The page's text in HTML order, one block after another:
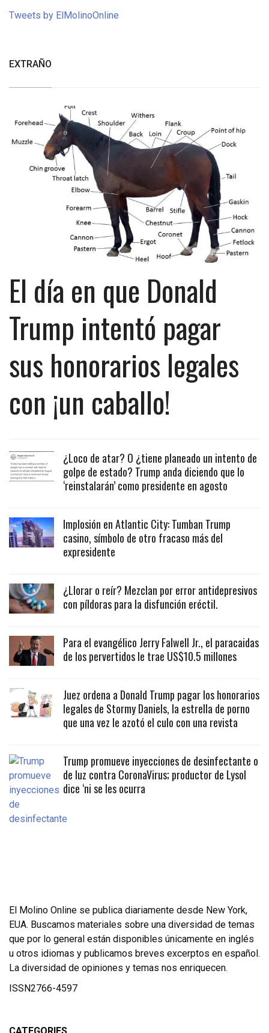
Tweets by ElMolinoOnline
EXTRAÑO
El día en que Donald
Trump intentó pagar
sus honorarios legales
con ¡un caballo!
¿Loco de atar? O ¿tiene planeado un intento de
golpe de estado? Trump anda diciendo que lo
‘reinstalarán’ como presidente en agosto
Implosión en Atlantic City: Tumban Trump
casino, símbolo de otro fracaso más del
expresidente
¿Llorar o reír? Mezclan por error antidepresivos
con píldoras para la disfunción eréctil.
Para el evangélico Jerry Falwell Jr., el paracaidas
de los pervertidos le trae US$10.5 millones
Juez ordena a Donald Trump pagar los honorarios
legales de Stormy Daniels, la estrella de porno
que una vez le azotó el culo con una revista
Trump promueve inyecciones de desinfectante o
de luz contra CoronaVirus; productor de Lysol
dice ‘ni se les ocurra
El Molino Online se publica diariamente desde New York,
EUA. Buscamos materiales sobre una diversidad de temas
que por lo general están disponibles únicamente en inglés
u otros idiomas y publicamos breves excerptos en español.
La diversidad de opiniones y temas nos enriquecen.
ISSN2766-4597